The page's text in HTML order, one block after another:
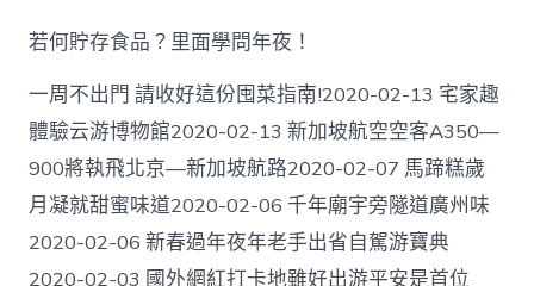
視
頻
“撒
狗
糧”！
省
醫
醫
療
隊
與
若何貯存食品？里面學問年夜！
一周不出門 請收好這份囤菜指南!2020-02-13 宅家趣
體驗云游博物館2020-02-13 新加坡航空空客A350—
900將執飛北京—新加坡航路2020-02-07 馬蹄糕歲
月凝就甜蜜味道2020-02-06 千年廟宇旁隧道廣州味
2020-02-06 新春過年夜年老手出省自駕游寶典
2020-02-03 國外網紅打卡地雖好出游平安是首位